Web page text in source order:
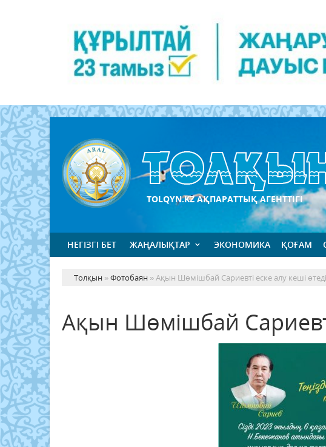
TOLQYN.KZ АҚПАРАТТЫҚ АГЕНТТІГІ
НЕГІЗГІ БЕТ ЖАҢАЛЫҚТАР ЭКОНОМИКА ҚОҒАМ
Толқын »Фотобаян » Ақын Шөмішбай Сариевті еске алу кеші өтеді
Ақын Шөмішбай